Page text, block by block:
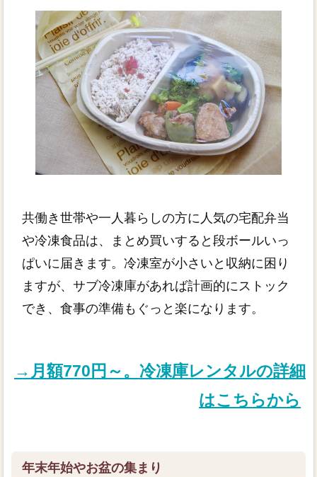
共働き世帯や一人暮らしの方に人気の宅配弁当
や冷凍食品は、まとめ買いすると段ボールいっ
ぱいに届きます。冷凍室が小さいと収納に困り
ますが、サブ冷凍庫があれば計画的にストック
でき、食事の準備もぐっと楽になります。
→月額770円～。冷凍庫レンタルの詳細
はこちらから
年末年始やお盆の集まり